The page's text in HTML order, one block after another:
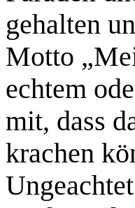
gehalten
Motto
echtem
mit, dass
krachen